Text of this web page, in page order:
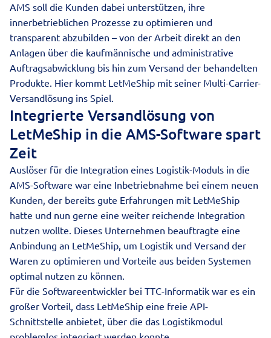
AMS soll die Kunden dabei unterstützen, ihre
innerbetrieblichen Prozesse zu optimieren und
transparent abzubilden – von der Arbeit direkt an den
Anlagen über die kaufmännische und administrative
Auftragsabwicklung bis hin zum Versand der behandelten
Produkte. Hier kommt LetMeShip mit seiner Multi-Carrier-
Versandlösung ins Spiel.
Integrierte Versandlösung von
LetMeShip in die AMS-Software spart
Zeit
Auslöser für die Integration eines Logistik-Moduls in die
AMS-Software war eine Inbetriebnahme bei einem neuen
Kunden, der bereits gute Erfahrungen mit LetMeShip
hatte und nun gerne eine weiter reichende Integration
nutzen wollte. Dieses Unternehmen beauftragte eine
Anbindung an LetMeShip, um Logistik und Versand der
Waren zu optimieren und Vorteile aus beiden Systemen
optimal nutzen zu können.
Für die Softwareentwickler bei TTC-Informatik war es ein
großer Vorteil, dass LetMeShip eine freie API-
Schnittstelle anbietet, über die das Logistikmodul